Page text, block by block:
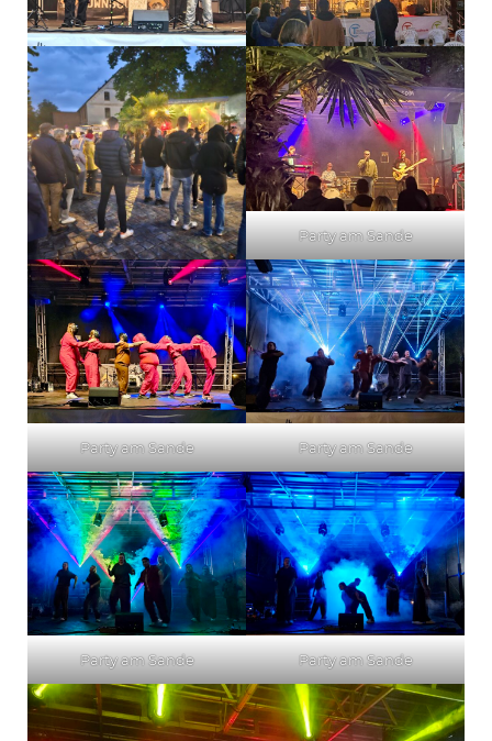
Party am Sande
Party am Sande Party am Sande
Party am Sande Party am Sande